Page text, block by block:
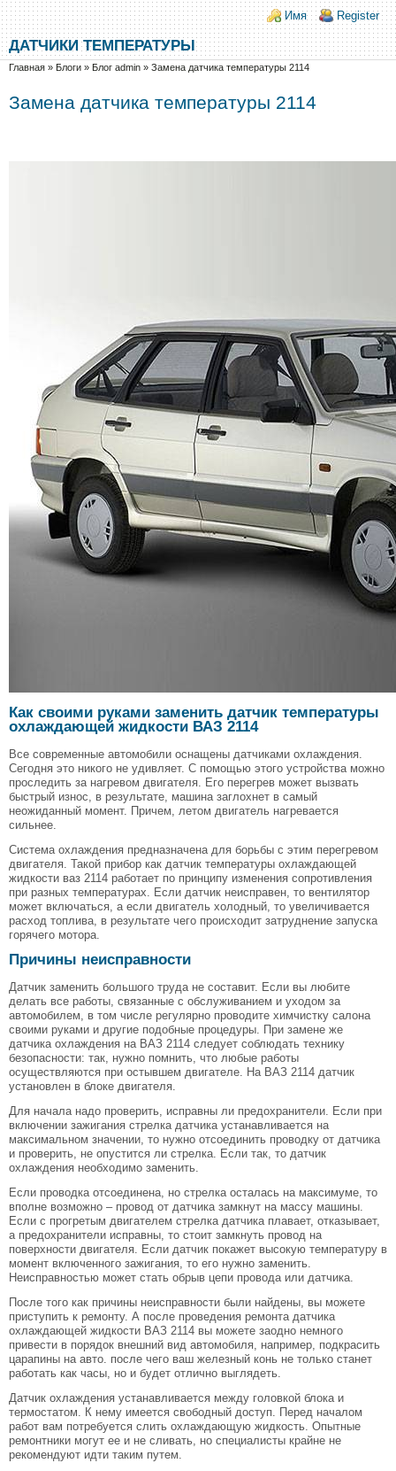
Перейти к основному содержанию
Skip to search
Login links
Имя Register
ДАТЧИКИ ТЕМПЕРАТУРЫ
Вы здесь
Главная » Блоги » Блог admin » Замена датчика температуры 2114
Замена датчика температуры 2114
Как своими руками заменить датчик температуры
охлаждающей жидкости ВАЗ 2114
Все современные автомобили оснащены датчиками охлаждения.
Сегодня это никого не удивляет. С помощью этого устройства можно
проследить за нагревом двигателя. Его перегрев может вызвать
быстрый износ, в результате, машина заглохнет в самый
неожиданный момент. Причем, летом двигатель нагревается
сильнее.
Система охлаждения предназначена для борьбы с этим перегревом
двигателя. Такой прибор как датчик температуры охлаждающей
жидкости ваз 2114 работает по принципу изменения сопротивления
при разных температурах. Если датчик неисправен, то вентилятор
может включаться, а если двигатель холодный, то увеличивается
расход топлива, в результате чего происходит затруднение запуска
горячего мотора.
Причины неисправности
Датчик заменить большого труда не составит. Если вы любите
делать все работы, связанные с обслуживанием и уходом за
автомобилем, в том числе регулярно проводите химчистку салона
своими руками и другие подобные процедуры. При замене же
датчика охлаждения на ВАЗ 2114 следует соблюдать технику
безопасности: так, нужно помнить, что любые работы
осуществляются при остывшем двигателе. На ВАЗ 2114 датчик
установлен в блоке двигателя.
Для начала надо проверить, исправны ли предохранители. Если при
включении зажигания стрелка датчика устанавливается на
максимальном значении, то нужно отсоединить проводку от датчика
и проверить, не опустится ли стрелка. Если так, то датчик
охлаждения необходимо заменить.
Если проводка отсоединена, но стрелка осталась на максимуме, то
вполне возможно – провод от датчика замкнут на массу машины.
Если с прогретым двигателем стрелка датчика плавает, отказывает,
а предохранители исправны, то стоит замкнуть провод на
поверхности двигателя. Если датчик покажет высокую температуру в
момент включенного зажигания, то его нужно заменить.
Неисправностью может стать обрыв цепи провода или датчика.
После того как причины неисправности были найдены, вы можете
приступить к ремонту. А после проведения ремонта датчика
охлаждающей жидкости ВАЗ 2114 вы можете заодно немного
привести в порядок внешний вид автомобиля, например, подкрасить
царапины на авто. после чего ваш железный конь не только станет
работать как часы, но и будет отлично выглядеть.
Датчик охлаждения устанавливается между головкой блока и
термостатом. К нему имеется свободный доступ. Перед началом
работ вам потребуется слить охлаждающую жидкость. Опытные
ремонтники могут ее и не сливать, но специалисты крайне не
рекомендуют идти таким путем.